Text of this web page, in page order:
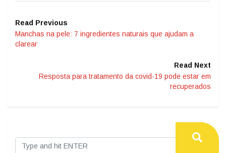
Read Previous
Manchas na pele: 7 ingredientes naturais que ajudam a
clarear
Read Next
Resposta para tratamento da covid-19 pode estar em
recuperados